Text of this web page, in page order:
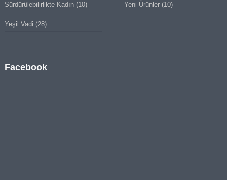
Sürdürülebilirlikte Kadın(10) Yeni Ürünler (10)
Yeşil Vadi (28)
Facebook